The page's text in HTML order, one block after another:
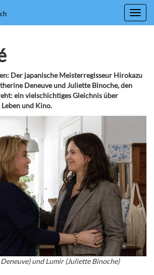
Der japanische Meisterregisseur Hirokazu
Deneuve und Juliette Binoche, den
ein vielschichtiges Gleichnis über
und Kino.
und Lumir (Juliette Binoche)